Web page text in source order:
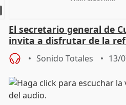
El secretario general de
invita a disfrutar de la
lo humano de Timón de
Sonido Totales 13/